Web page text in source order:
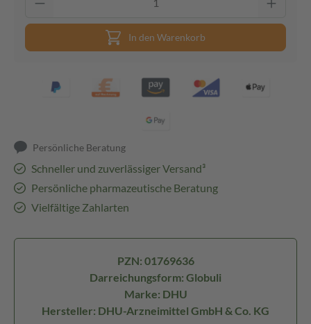
In den Warenkorb
Persönliche Beratung
Schneller und zuverlässiger Versand³
Persönliche pharmazeutische Beratung
Vielfältige Zahlarten
PZN: 01769636
Darreichungsform: Globuli
Marke: DHU
Hersteller: DHU-Arzneimittel GmbH & Co. KG